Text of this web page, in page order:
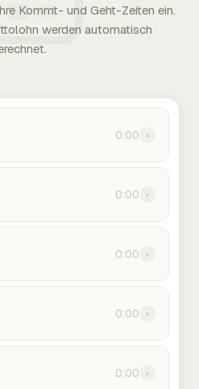
Kommt- und Geht-Zeiten ein.
werden automatisch
0:00 ›
0:00 ›
0:00 ›
0:00 ›
0:00 ›